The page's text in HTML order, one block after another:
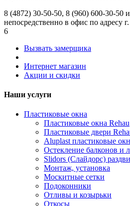
8 (4872) 30-50-50, 8 (960) 600-30-50
непосредственно в офис по адресу
6
Вызвать замерщика
Интернет магазин
Акции и скидки
Наши услуги
Пластиковые окна
Пластиковые окна Rehau
Пластиковые двери
Aluplast пластиковые
Остекление балконов и
Slidors (Слайдорс)
Монтаж, установка
Москитные сетки
Подоконники
Отливы и козырьки
Откосы